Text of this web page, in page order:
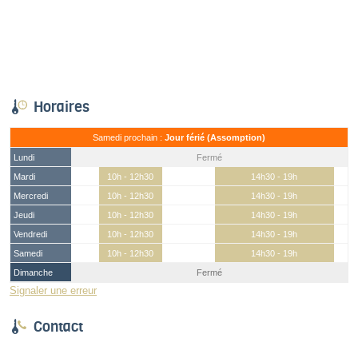
Horaires
Samedi prochain : Jour férié (Assomption)
Lundi
Fermé
Mardi
10h - 12h30
14h30 - 19h
Mercredi
10h - 12h30
14h30 - 19h
Jeudi
10h - 12h30
14h30 - 19h
Vendredi
10h - 12h30
14h30 - 19h
Samedi
10h - 12h30
14h30 - 19h
Dimanche
Fermé
Signaler une erreur
Contact